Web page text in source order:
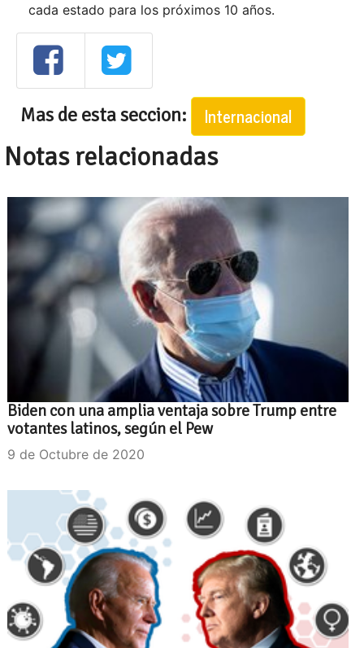
cada estado para los próximos 10 años.
Mas de esta seccion: Internacional
Notas relacionadas
Biden con una amplia ventaja sobre Trump entre
votantes latinos, según el Pew
9 de Octubre de 2020